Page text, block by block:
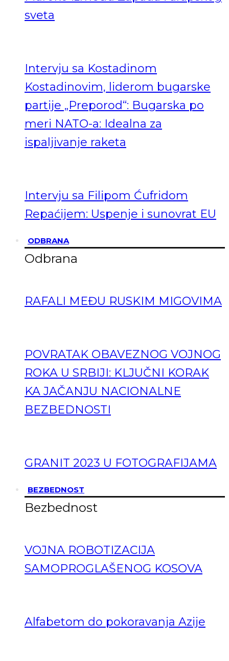
sveta
Intervju sa Kostadinom
Kostadinovim, liderom bugarske
partije „Preporod“: Bugarska po
meri NATO-a: Idealna za
ispaljivanje raketa
Intervju sa Filipom Ćufridom
Repaćijem: Uspenje i sunovrat EU
ODBRANA
Odbrana
RAFALI MEĐU RUSKIM MIGOVIMA
POVRATAK OBAVEZNOG VOJNOG
ROKA U SRBIJI: KLJUČNI KORAK
KA JAČANJU NACIONALNE
BEZBEDNOSTI
GRANIT 2023 U FOTOGRAFIJAMA
BEZBEDNOST
Bezbednost
VOJNA ROBOTIZACIJA
SAMOPROGLAŠENOG KOSOVA
Alfabetom do pokoravanja Azije